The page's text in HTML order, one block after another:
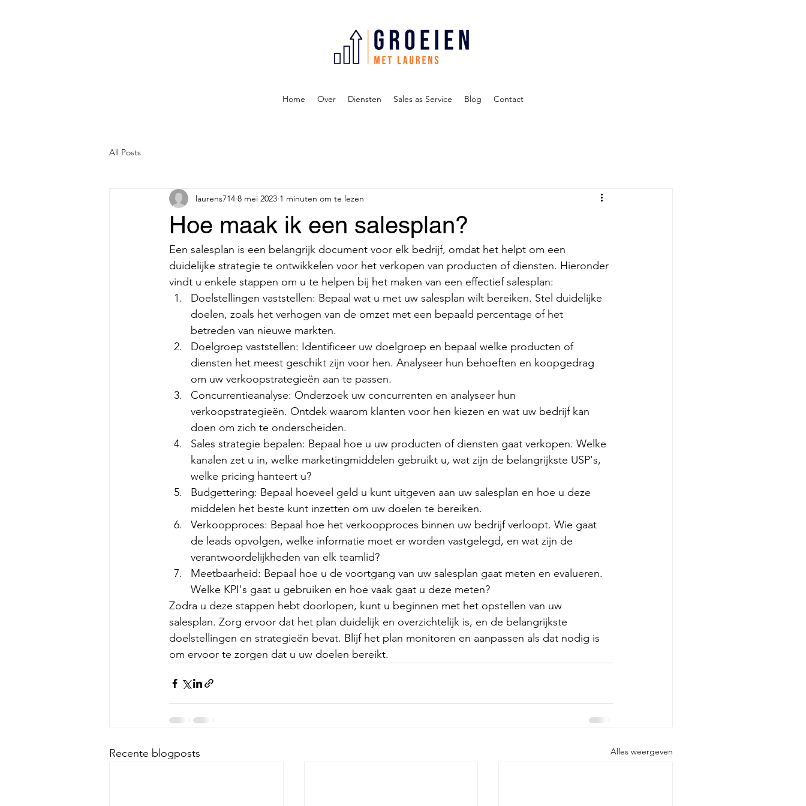
Home Over Diensten Sales as Service Blog Contact
All Posts
Hoe maak ik een salesplan?
laurens714 8 mei 2023 1 minuten om te lezen
Een salesplan is een belangrijk document voor elk bedrijf, omdat het helpt om een
duidelijke strategie te ontwikkelen voor het verkopen van producten of diensten. Hieronder
vindt u enkele stappen om u te helpen bij het maken van een effectief salesplan:
Doelstellingen vaststellen: Bepaal wat u met uw salesplan wilt bereiken. Stel duidelijke
doelen, zoals het verhogen van de omzet met een bepaald percentage of het
betreden van nieuwe markten.
Doelgroep vaststellen: Identificeer uw doelgroep en bepaal welke producten of
diensten het meest geschikt zijn voor hen. Analyseer hun behoeften en koopgedrag
om uw verkoopstrategieën aan te passen.
Concurrentieanalyse: Onderzoek uw concurrenten en analyseer hun
verkoopstrategieën. Ontdek waarom klanten voor hen kiezen en wat uw bedrijf kan
doen om zich te onderscheiden.
Sales strategie bepalen: Bepaal hoe u uw producten of diensten gaat verkopen. Welke
kanalen zet u in, welke marketingmiddelen gebruikt u, wat zijn de belangrijkste USP's,
welke pricing hanteert u?
Budgettering: Bepaal hoeveel geld u kunt uitgeven aan uw salesplan en hoe u deze
middelen het beste kunt inzetten om uw doelen te bereiken.
Verkoopproces: Bepaal hoe het verkoopproces binnen uw bedrijf verloopt. Wie gaat
de leads opvolgen, welke informatie moet er worden vastgelegd, en wat zijn de
verantwoordelijkheden van elk teamlid?
Meetbaarheid: Bepaal hoe u de voortgang van uw salesplan gaat meten en evalueren.
Welke KPI's gaat u gebruiken en hoe vaak gaat u deze meten?
Zodra u deze stappen hebt doorlopen, kunt u beginnen met het opstellen van uw
salesplan. Zorg ervoor dat het plan duidelijk en overzichtelijk is, en de belangrijkste
doelstellingen en strategieën bevat. Blijf het plan monitoren en aanpassen als dat nodig is
om ervoor te zorgen dat u uw doelen bereikt.
Recente blogposts Alles weergeven